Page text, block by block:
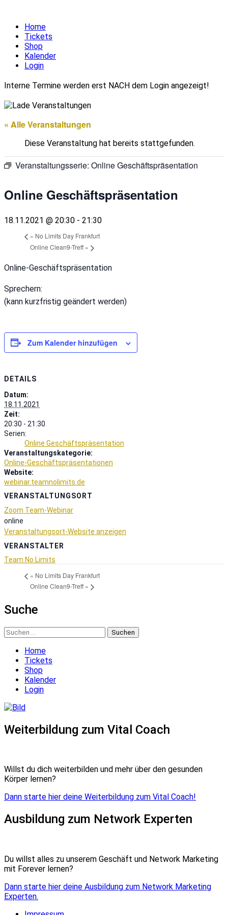
Home
Tickets
Shop
Kalender
Login
Interne Termine werden erst NACH dem Login angezeigt!
« Alle Veranstaltungen
Diese Veranstaltung hat bereits stattgefunden.
Veranstaltungsserie: Online Geschäftspräsentation
Online Geschäftspräsentation
18.11.2021 @ 20:30 - 21:30
« No Limits Day Frankfurt
Online Clean9-Treff»
Online-Geschäftspräsentation
Sprechern:
(kann kurzfristig geändert werden)
Zum Kalender hinzufügen
DETAILS
Datum:
18.11.2021
Zeit:
20:30 - 21:30
Serien:
Online Geschäftspräsentation
Veranstaltungskategorie:
Online-Geschäftspräsentationen
Website:
webinar.teamnolimits.de
VERANSTALTUNGSORT
Zoom Team-Webinar
online
Veranstaltungsort-Website anzeigen
VERANSTALTER
Team No Limits
« No Limits Day Frankfurt
Online Clean9-Treff»
Suche
Suchen
nach:
Home
Tickets
Shop
Kalender
Login
Weiterbildung zum Vital Coach
Willst du dich weiterbilden und mehr über den gesunden
Körper lernen?
Dann starte hier deine Weiterbildung zum Vital Coach!
Ausbildung zum Network Experten
Du willst alles zu unserem Geschäft und Network Marketing
mit Forever lernen?
Dann starte hier deine Ausbildung zum Network Marketing
Experten.